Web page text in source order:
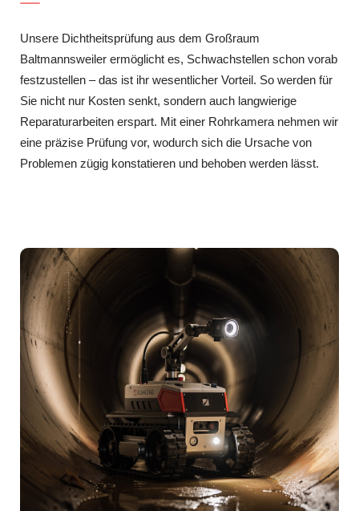
Unsere Dichtheitsprüfung aus dem Großraum
Baltmannsweiler ermöglicht es, Schwachstellen schon vorab
festzustellen – das ist ihr wesentlicher Vorteil. So werden für
Sie nicht nur Kosten senkt, sondern auch langwierige
Reparaturarbeiten erspart. Mit einer Rohrkamera nehmen wir
eine präzise Prüfung vor, wodurch sich die Ursache von
Problemen zügig konstatieren und behoben werden lässt.